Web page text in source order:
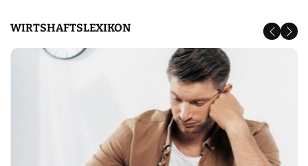
ä
WIRTSHAFTSLEXIKON